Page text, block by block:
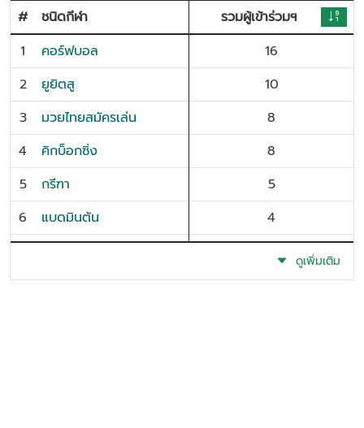
#
ชนิดกีฬา
รวมผู้เข้าร่วมฯ
1
คอร์ฟบอล
16
2
ยูยิตสู
10
3
มวยไทยสมัครเล่น
8
4
คิกบ็อกซิ่ง
8
5
กรีฑา
5
6
แบดมินตัน
4
8
เทนนิส 4
ดูเพิ่มเติม